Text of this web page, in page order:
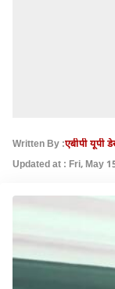
Written By :एबीपी यूपी
Updated at : Fri, May